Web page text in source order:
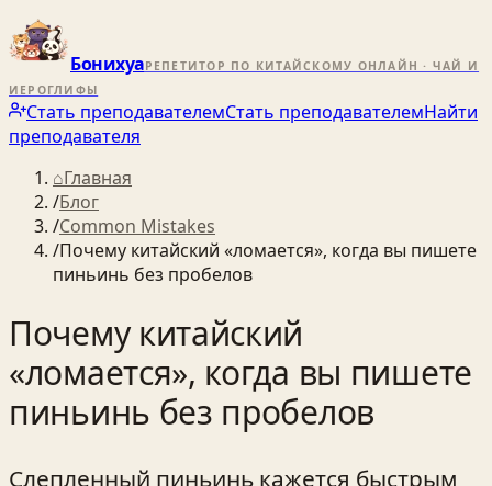
БонихуаРЕПЕТИТОР ПО КИТАЙСКОМУ ОНЛАЙН · ЧАЙ И
ИЕРОГЛИФЫ
Стать преподавателемСтать преподавателемНайти
преподавателя
⌂Главная
/Блог
/Common Mistakes
/Почему китайский «ломается», когда вы пишете
пиньинь без пробелов
Почему китайский
«ломается», когда вы пишете
пиньинь без пробелов
Слепленный пиньинь кажется быстрым